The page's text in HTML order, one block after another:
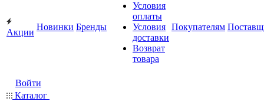
Акции
Новинки Бренды
Условия
оплаты
Условия
доставки
Возврат
товара
Покупателям
Войти
Каталог